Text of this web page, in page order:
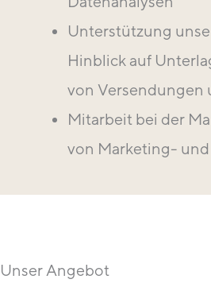
Unterstützung
Hinblick auf
von Versendungen
Mitarbeit bei der
von Marketing-
Unser Angebot